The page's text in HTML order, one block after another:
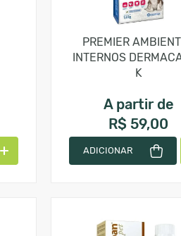
PREMIER
INTERNOS
K
A partir de
R$ 59,00
ADICIONAR